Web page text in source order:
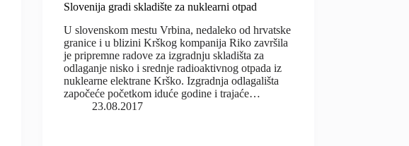
Slovenija gradi skladište za nuklearni otpad
U slovenskom mestu Vrbina, nedaleko od hrvatske
granice i u blizini Krškog kompanija Riko završila
je pripremne radove za izgradnju skladišta za
odlaganje nisko i srednje radioaktivnog otpada iz
nuklearne elektrane Krško. Izgradnja odlagališta
započeće početkom iduće godine i trajaće…
23.08.2017